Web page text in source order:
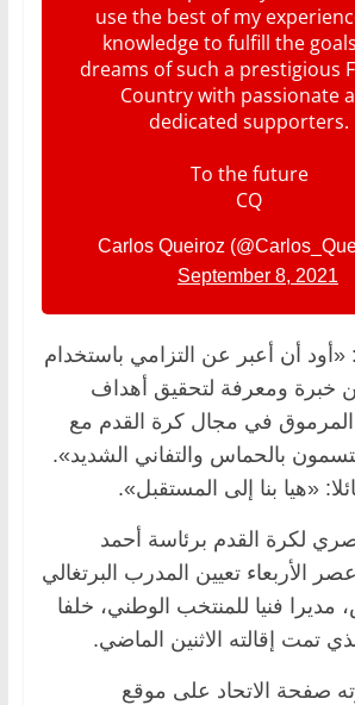
use the best of my
knowledge to fulfill the
dreams of such a prestigious
Country with passionate
dedicated supporters.
To the future
CQ
September 8, 2021
أن أعبر عن التزامي باستخدام
خبرة ومعرفة لتحقيق أهداف
المرموق في مجال كرة القدم مع
بالحماس والتفاني الشديد».
«هيا بنا إلى المستقبل».
لكرة القدم برئاسة أحمد
الأربعاء تعيين المدرب البرتغالي
فنيا للمنتخب الوطني، خلفا
تمت إقالته الاثنين الماضي.
صفحة الاتحاد على موقع